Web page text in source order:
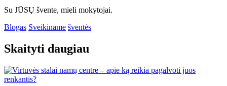
Su JŪSŲ švente, mieli mokytojai.
Blogas Sveikiname šventės
Skaityti daugiau